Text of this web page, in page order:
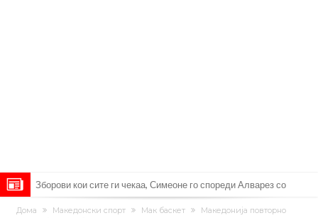
Зборови кои сите ги чекаа, Симеоне го спореди Алварез со
Гризман
Реал Мадрид ја прекинува потрагата по нов играч за врска
Дома Македонски спорт Мак баскет
Македонија повторно